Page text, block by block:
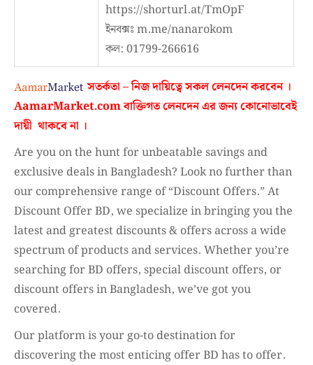
https://shorturl.at/TmOpF
ইনবক্সঃ m.me/nanarokom
কল: 01799-266616
সতর্কতা – নিজ দায়িত্বে সকল লেনদেন করবেন ।
AamarMarket.comবাক্তিগত লেনদেন এর জন্য কোনোভাবেই
দায়ী থাকবে না ।
Are you on the hunt for unbeatable savings and
exclusive deals in Bangladesh? Look no further than
our comprehensive range of “Discount Offers.” At
Discount Offer BD, we specialize in bringing you the
latest and greatest discounts & offers across a wide
spectrum of products and services. Whether you’re
searching for BD offers, special discount offers, or
discount offers in Bangladesh, we’ve got you
covered.
Our platform is your go-to destination for
discovering the most enticing offer BD has to offer.